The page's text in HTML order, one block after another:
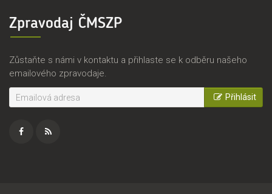
.
s
r
a
s
k
s
Zpravodaj ČMSZP
Zůstaňte s námi v kontaktu a přihlaste se k odběru našeho
emailového zpravodaje.
Přihlásit